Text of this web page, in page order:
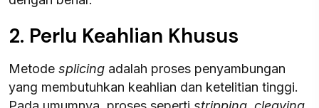
2. Perlu Keahlian Khusus
Metode splicing adalah proses penyambungan
yang membutuhkan keahlian dan ketelitian tinggi.